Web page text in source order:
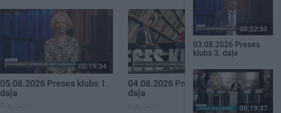
00:19:34
05.08.2026 Preses klubs 1.
daļa
5. augusts
04.08.2026 Preses klubs 3.
daļa
4. augusts
00:22:30
03.08.2026 Preses
klubs 3. daļa
00:19:37